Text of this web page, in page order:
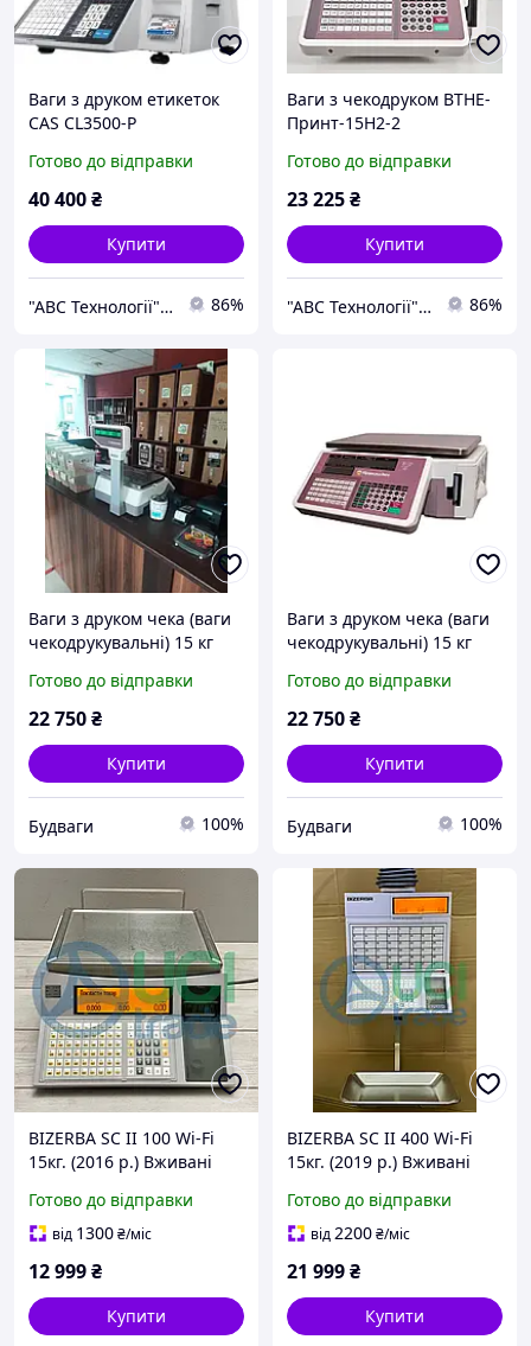
Ваги з друком етикеток
CAS CL3500-P
Готово до відправки
40 400₴
Купити
"АВС Технології" Група компаній 86%
Ваги з чекодруком ВТНЕ-
Принт-15Н2-2
Готово до відправки
23 225₴
Купити
"АВС Технології" Група компаній 86%
Ваги з друком чека (ваги
чекодрукувальні) 15 кг
Готово до відправки
22 750₴
Купити
Будваги 100%
Ваги з друком чека (ваги
чекодрукувальні) 15 кг
Готово до відправки
22 750₴
Купити
Будваги 100%
BIZERBA SC II 100 Wi-Fi
15кг. (2016 р.) Вживані
Готово до відправки
від 1300₴/міс
12 999₴
Купити
BIZERBA SC II 400 Wi-Fi
15кг. (2019 р.) Вживані
Готово до відправки
від2200₴/міс
21 999₴
Купити